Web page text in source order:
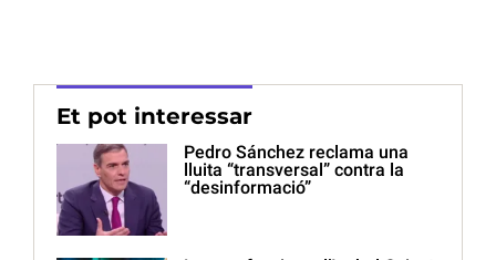
Et pot interessar
Pedro Sánchez reclama una
lluita “transversal” contra la
“desinformació”